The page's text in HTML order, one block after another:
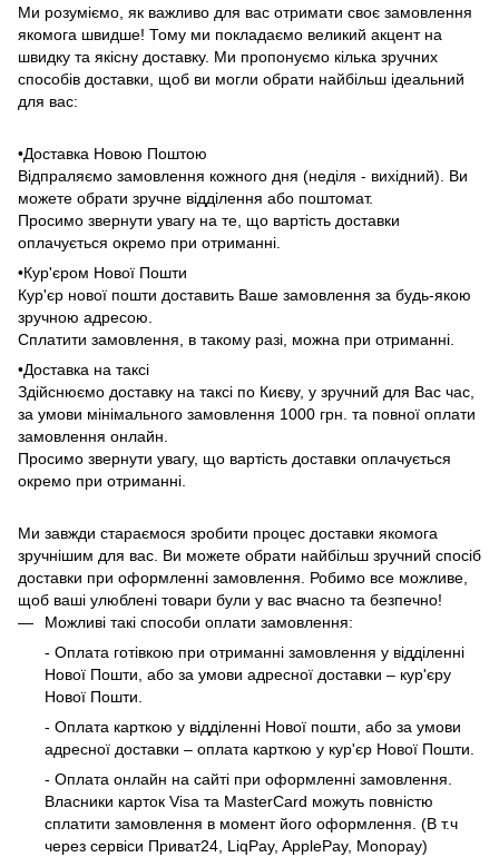
Ми розуміємо, як важливо для вас отримати своє замовлення
якомога швидше! Тому ми покладаємо великий акцент на
швидку та якісну доставку. Ми пропонуємо кілька зручних
способів доставки, щоб ви могли обрати найбільш ідеальний
для вас:
•Доставка Новою Поштою
Відпраляємо замовлення кожного дня (неділя - вихідний). Ви
можете обрати зручне відділення або поштомат.
Просимо звернути увагу на те, що вартість доставки
оплачується окремо при отриманні.
•Кур'єром Нової Пошти
Кур'єр нової пошти доставить Ваше замовлення за будь-якою
зручною адресою.
Сплатити замовлення, в такому разі, можна при отриманні.
•Доставка на таксі
Здійснюємо доставку на таксі по Києву, у зручний для Вас час,
за умови мінімального замовлення 1000 грн. та повної оплати
замовлення онлайн.
Просимо звернути увагу, що вартість доставки оплачується
окремо при отриманні.
Ми завжди стараємося зробити процес доставки якомога
зручнішим для вас. Ви можете обрати найбільш зручний спосіб
доставки при оформленні замовлення. Робимо все можливе,
щоб ваші улюблені товари були у вас вчасно та безпечно!
Можливі такі способи оплати замовлення:
- Оплата готівкою при отриманні замовлення у відділенні
Нової Пошти, або за умови адресної доставки – кур'єру
Нової Пошти.
- Оплата карткою у відділенні Нової пошти, або за умови
адресної доставки – оплата карткою у кур'єр Нової Пошти.
- Оплата онлайн на сайті при оформленні замовлення.
Власники карток Visa та MasterCard можуть повністю
сплатити замовлення в момент його оформлення. (В т.ч
через сервіси Приват24, LiqPay, ApplePay, Monopay)